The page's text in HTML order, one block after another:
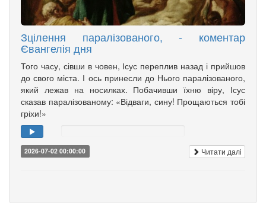
Зцілення паралізованого, - коментар
Євангелія дня
Того часу, сівши в човен, Ісус переплив назад і прийшов
до свого міста. І ось принесли до Нього паралізованого,
який лежав на носилках. Побачивши їхню віру, Ісус
сказав паралізованому: «Відваги, сину! Прощаються тобі
гріхи!»
2026-07-02 00:00:00 Читати далі